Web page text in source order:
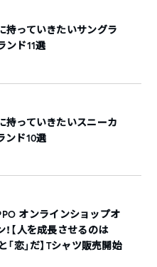
持っていきたいサングラ
ンド11選
持っていきたいスニーカ
ンド10選
オンラインショップオ
！【人を成長させるのは
と「恋」だ】Tシャツ販売開始